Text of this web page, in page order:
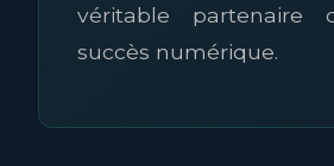
véritable partenaire
succès numérique.